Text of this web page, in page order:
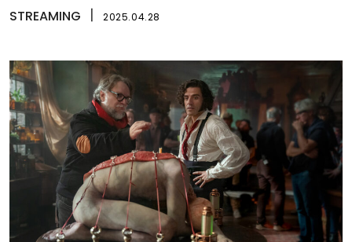
STREAMING 2025.04.28